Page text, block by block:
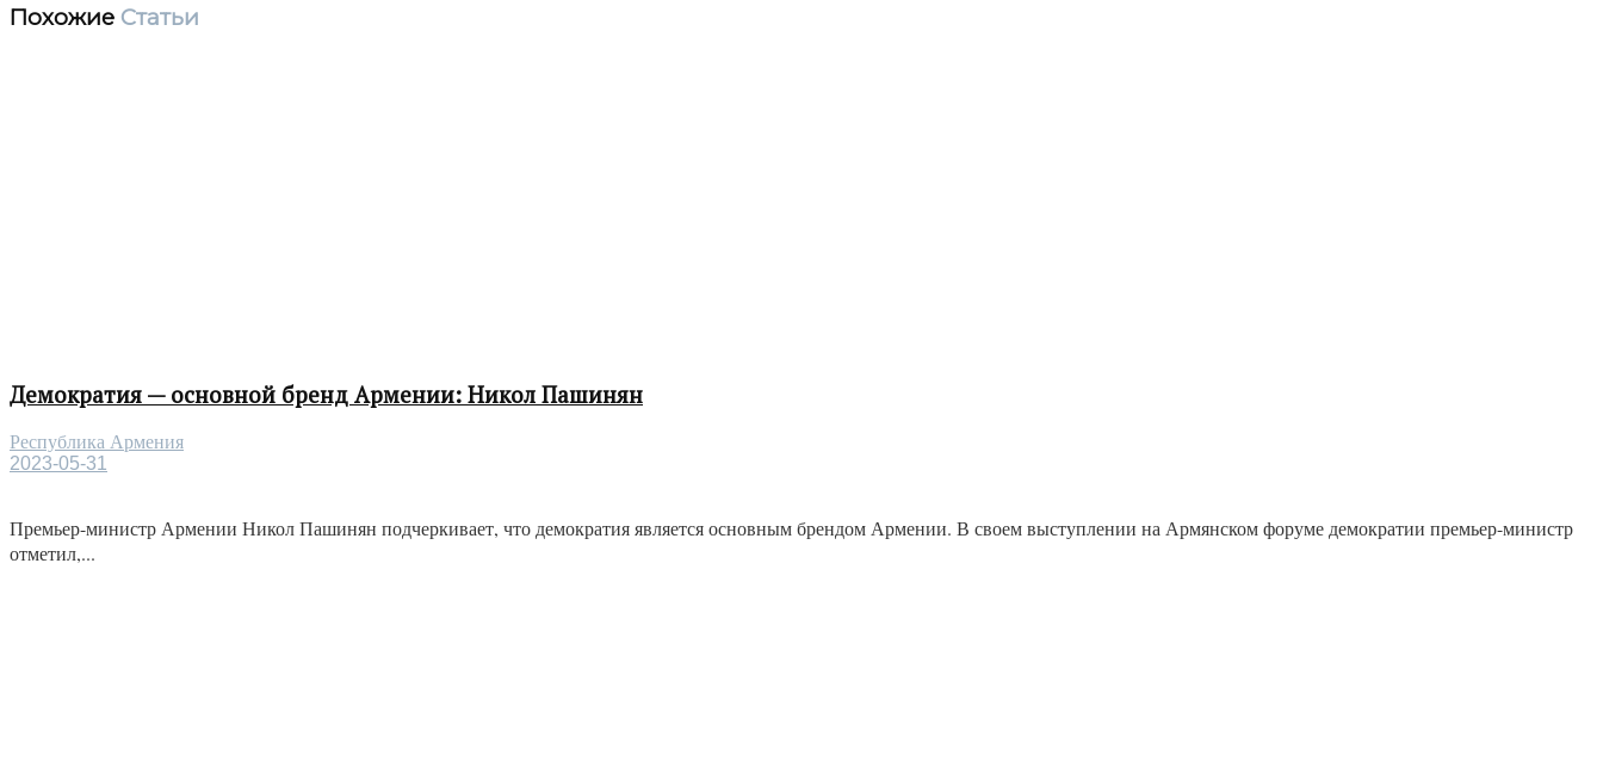
Похожие Статьи
Демократия — основной бренд Армении: Никол Пашинян
Республика Армения
2023-05-31
Премьер-министр Армении Никол Пашинян подчеркивает, что демократия является основным брендом Армении. В своем выступлении на Армянском форуме демократии премьер-министр
отметил,...